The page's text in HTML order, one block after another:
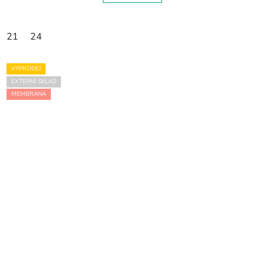
21 24
VÝPRODEJ
EXTERNÍ SKLAD
MEMBRÁNA